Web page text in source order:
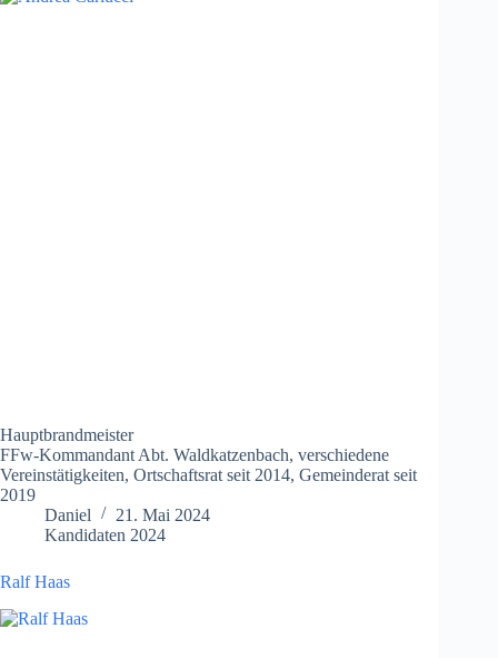
Hauptbrandmeister
FFw-Kommandant Abt. Waldkatzenbach, verschiedene
Vereinstätigkeiten, Ortschaftsrat seit 2014, Gemeinderat seit
2019
Daniel
21. Mai 2024
Kandidaten 2024
Ralf Haas